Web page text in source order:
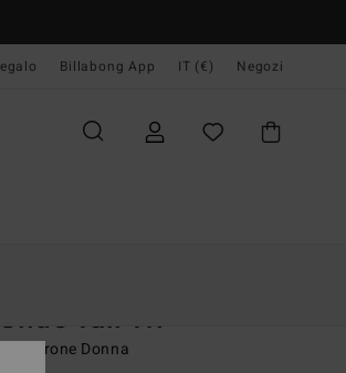
Billabong App IT (€) Negozi
Tall Tri
Marrone Donna